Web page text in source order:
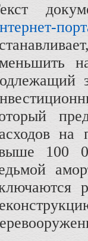
на
100